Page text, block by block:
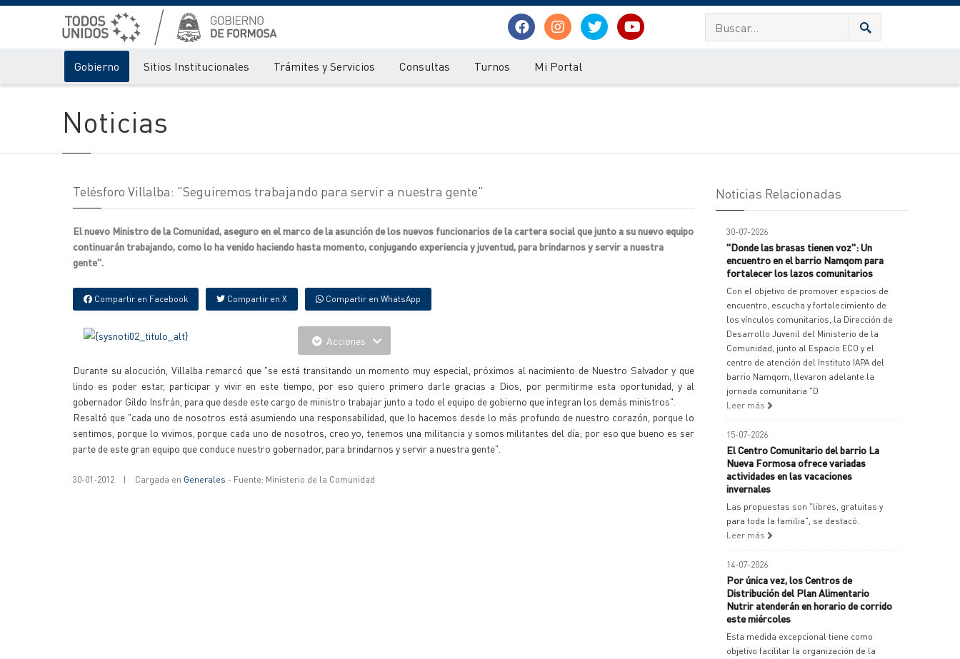
Gobierno Sitios Institucionales Trámites y Servicios Consultas Turnos Mi Portal
Noticias
Telésforo Villalba: "Seguiremos trabajando para servir a nuestra gente"
El nuevo Ministro de la Comunidad, aseguro en el marco de la asunción de los nuevos funcionarios de la cartera social que junto a su nuevo equipo
continuarán trabajando, como lo ha venido haciendo hasta momento, conjugando experiencia y juventud, para brindarnos y servir a nuestra
gente".
Compartir en Facebook Compartir en X Compartir en WhatsApp
Acciones
Durante su alocución, Villalba remarcó que "se está transitando un momento muy especial, próximos al nacimiento de Nuestro Salvador y que
lindo es poder estar, participar y vivir en este tiempo, por eso quiero primero darle gracias a Dios, por permitirme esta oportunidad, y al
gobernador Gildo Insfrán, para que desde este cargo de ministro trabajar junto a todo el equipo de gobierno que integran los demás ministros".
Resaltó que "cada uno de nosotros está asumiendo una responsabilidad, que lo hacemos desde lo más profundo de nuestro corazón, porque lo
sentimos, porque lo vivimos, porque cada uno de nosotros, creo yo, tenemos una militancia y somos militantes del día; por eso que bueno es ser
parte de este gran equipo que conduce nuestro gobernador, para brindarnos y servir a nuestra gente".
30-01-2012 | Cargada en Generales - Fuente: Ministerio de la Comunidad
Noticias Relacionadas
30-07-2026
"Donde las brasas tienen voz": Un
encuentro en el barrio Namqom para
fortalecer los lazos comunitarios
Con el objetivo de promover espacios de
encuentro, escucha y fortalecimiento de
los vínculos comunitarios, la Dirección de
Desarrollo Juvenil del Ministerio de la
Comunidad, junto al Espacio ECO y el
centro de atención del Instituto IAPA del
barrio Namqom, llevaron adelante la
jornada comunitaria "D
Leer más
15-07-2026
El Centro Comunitario del barrio La
Nueva Formosa ofrece variadas
actividades en las vacaciones
invernales
Las propuestas son "libres, gratuitas y
para toda la familia", se destacó.
Leer más
14-07-2026
Por única vez, los Centros de
Distribución del Plan Alimentario
Nutrir atenderán en horario de corrido
este miércoles
Esta medida excepcional tiene como
objetivo facilitar la organización de la